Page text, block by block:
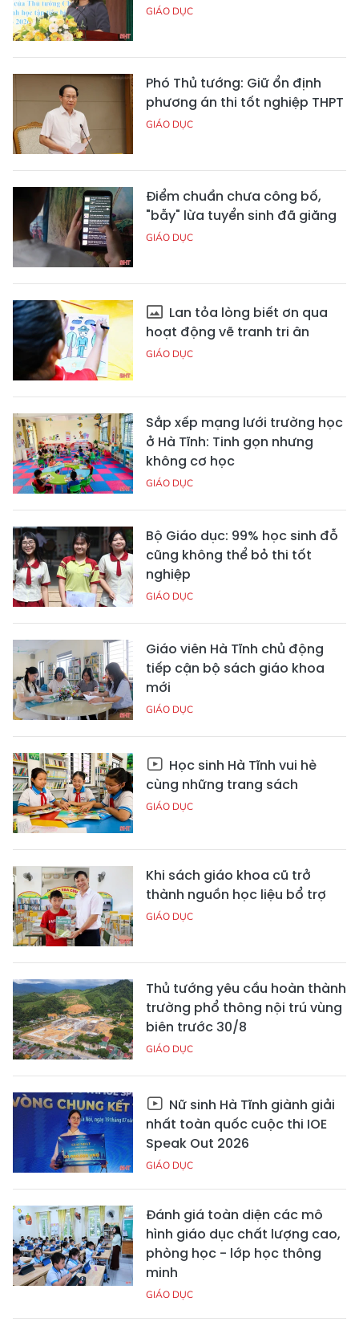
GIÁO DỤC
Phó Thủ tướng: Giữ ổn định
phương án thi tốt nghiệp THPT
GIÁO DỤC
Điểm chuẩn chưa công bố,
"bẫy" lừa tuyển sinh đã giăng
GIÁO DỤC
Lan tỏa lòng biết ơn qua
hoạt động vẽ tranh tri ân
GIÁO DỤC
Sắp xếp mạng lưới trường học
ở Hà Tĩnh: Tinh gọn nhưng
không cơ học
GIÁO DỤC
Bộ Giáo dục: 99% học sinh đỗ
cũng không thể bỏ thi tốt
nghiệp
GIÁO DỤC
Giáo viên Hà Tĩnh chủ động
tiếp cận bộ sách giáo khoa
mới
GIÁO DỤC
Học sinh Hà Tĩnh vui hè
cùng những trang sách
GIÁO DỤC
Khi sách giáo khoa cũ trở
thành nguồn học liệu bổ trợ
GIÁO DỤC
Thủ tướng yêu cầu hoàn thành
trường phổ thông nội trú vùng
biên trước 30/8
GIÁO DỤC
Nữ sinh Hà Tĩnh giành giải
nhất toàn quốc cuộc thi IOE
Speak Out 2026
GIÁO DỤC
Đánh giá toàn diện các mô
hình giáo dục chất lượng cao,
phòng học - lớp học thông
minh
GIÁO DỤC